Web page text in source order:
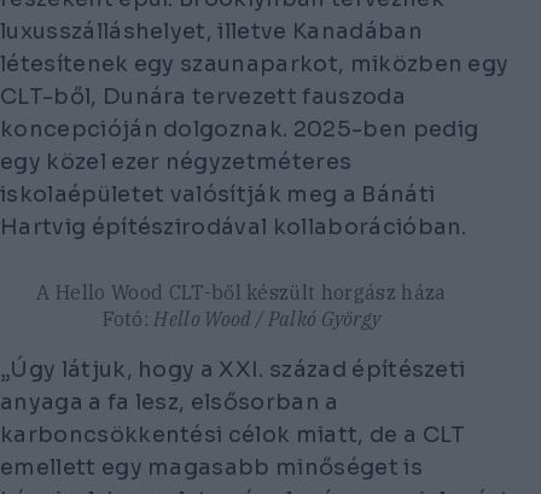
luxusszálláshelyet, illetve Kanadában
létesítenek egy szaunaparkot, miközben egy
CLT-ből, Dunára tervezett fauszoda
koncepcióján dolgoznak. 2025-ben pedig
egy közel ezer négyzetméteres
iskolaépületet valósítják meg a Bánáti
Hartvig építészirodával kollaborációban.
A Hello Wood CLT-ből készült horgász háza
Fotó: Hello Wood / Palkó György
„Úgy látjuk, hogy a XXI. század építészeti
anyaga a fa lesz, elsősorban a
karboncsökkentési célok miatt, de a CLT
emellett egy magasabb minőséget is